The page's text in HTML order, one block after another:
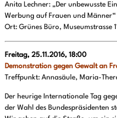
Anita Lechner: „Der unbewusste
Werbung auf Frauen und Männer“
Ort: Grünes Büro, Museumstrasse
Freitag, 25.11.2016, 18:00
Demonstration gegen Gewalt an
Treffpunkt: Annasäule, Maria-
Der heurige Internationale Tag
der Wahl des Bundespräsidenten